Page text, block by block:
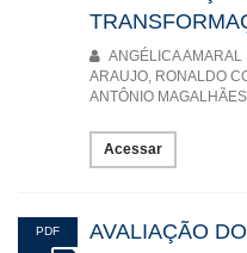
ANGÉLICA
ARAUJO, RONALDO
ANTÔNIO
Acessar
PDF
AVALIAÇÃO